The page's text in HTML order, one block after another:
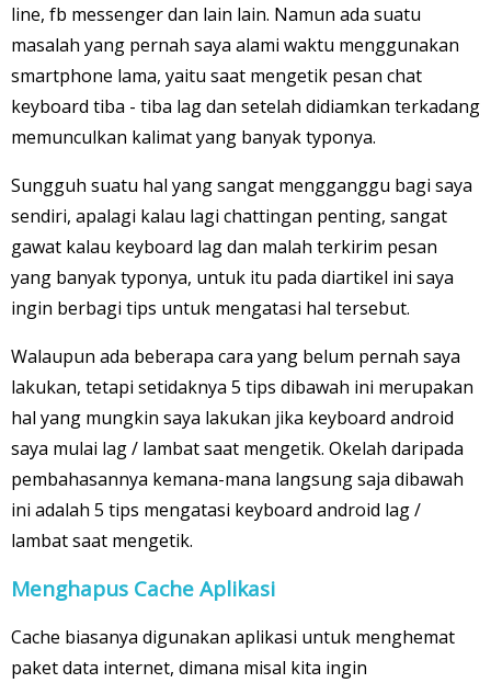
line, fb messenger dan lain lain. Namun ada suatu
masalah yang pernah saya alami waktu menggunakan
smartphone lama, yaitu saat mengetik pesan chat
keyboard tiba - tiba lag dan setelah didiamkan terkadang
memunculkan kalimat yang banyak typonya.
Sungguh suatu hal yang sangat mengganggu bagi saya
sendiri, apalagi kalau lagi chattingan penting, sangat
gawat kalau keyboard lag dan malah terkirim pesan
yang banyak typonya, untuk itu pada diartikel ini saya
ingin berbagi tips untuk mengatasi hal tersebut.
Walaupun ada beberapa cara yang belum pernah saya
lakukan, tetapi setidaknya 5 tips dibawah ini merupakan
hal yang mungkin saya lakukan jika keyboard android
saya mulai lag / lambat saat mengetik. Okelah daripada
pembahasannya kemana-mana langsung saja dibawah
ini adalah 5 tips mengatasi keyboard android lag /
lambat saat mengetik.
Menghapus Cache Aplikasi
Cache biasanya digunakan aplikasi untuk menghemat
paket data internet, dimana misal kita ingin